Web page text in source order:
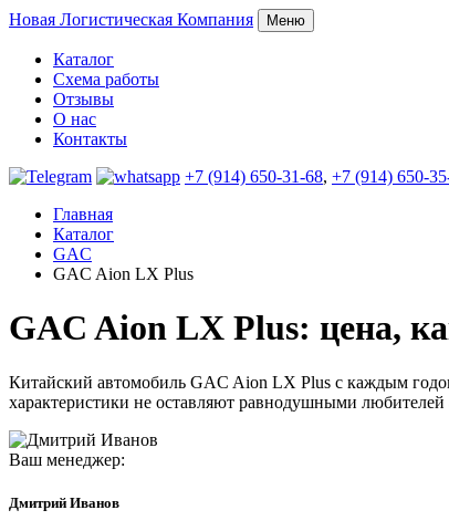
Новая Логистическая Компания Меню
Каталог
Схема работы
Отзывы
О нас
Контакты
+7 (914) 650-31-68, +7 (914) 650-
Главная
Каталог
GAC
GAC Aion LX Plus
GAC Aion LX Plus: цена,
Китайский автомобиль GAC Aion LX Plus с каждым
характеристики не оставляют равнодушными любителей
Ваш менеджер:
Дмитрий Иванов